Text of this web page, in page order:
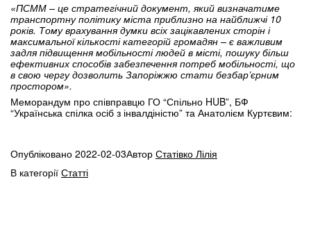
«ПСММ – це стратегічний документ, який визначатиме
транспортну політику міста приблизно на найближчі 10
років. Тому врахування думки всіх зацікавлених сторін і
максимальної кількості категорій громадян – є важливим
задля підвищення мобільності людей в місті, пошуку більш
ефективних способів забезпечення потреб мобільності, що
в свою чергу дозволить Запоріжжю стати безбар’єрним
простором».
Меморандум про співправцю ГО “Спільно HUB”, БФ
“Українська спілка осіб з інвалдіністю” та Анатолієм Куртєвим:
Опубліковано 2022-02-03Автор Статівко Лілія
В категорії Статті